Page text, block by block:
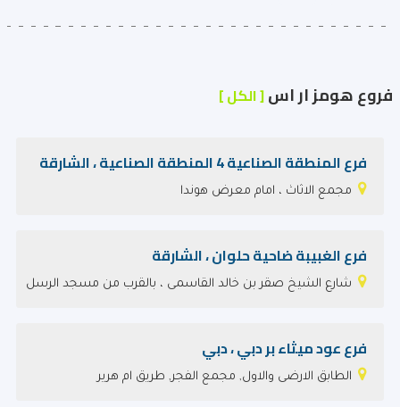
فروع هومز ار اس[ الكل ]
فرع المنطقة الصناعية 4 المنطقة الصناعية ، الشارقة
مجمع الاثاث ، امام معرض هوندا
فرع الغبيبة ضاحية حلوان ، الشارقة
شارع الشيخ صقر بن خالد القاسمى ، بالقرب من مسجد الرسل
فرع عود ميثاء بر دبي ، دبي
الطابق الارضى والاول, مجمع الفجر, طريق ام هرير